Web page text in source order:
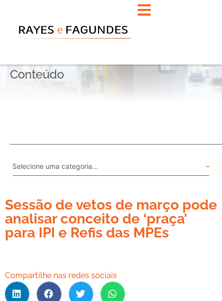
Conteúdo
Sessão de vetos de março pode
analisar conceito de ‘praça’
para IPI e Refis das MPEs
Compartilhe nas redes sociais